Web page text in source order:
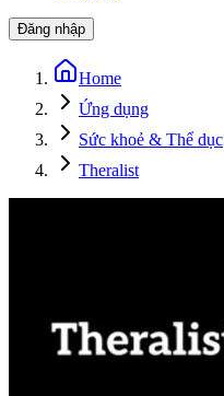
Đăng nhập
Home
Ứng dụng
Sức khoẻ & Thể dục
Theralist